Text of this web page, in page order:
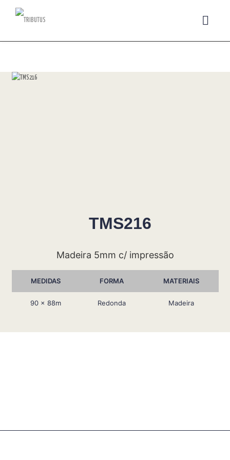
TMS216
Madeira 5mm c/ impressão
MEDIDAS FORMA MATERIAIS
90 x 88m Redonda Madeira